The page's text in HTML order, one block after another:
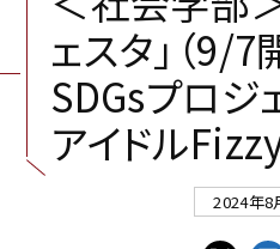
ェスタ 」 （9/7
SDGsプロジ
アイドルFizz
2024年8